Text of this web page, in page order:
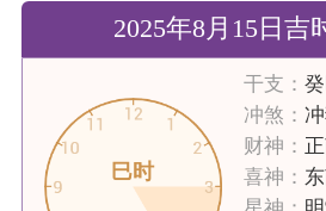
2025年8月15日吉
巳时
干支：
冲煞：
财神：
喜神：